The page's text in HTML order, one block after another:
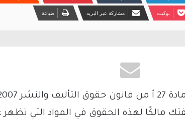
بوكيت مشاركة عبر البريد طباعة
مالكًا لهذه الحقوق في المواد التي تظهر